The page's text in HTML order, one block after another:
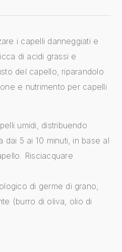
i capelli danneggiati e
di acidi grassi e
del capello, riparandolo
e nutrimento per capelli
umidi, distribuendo
dai 5 ai 10 minuti, in base al
Risciacquare
di germe di grano,
(burro di oliva, olio di